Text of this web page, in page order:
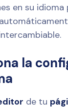
en su idioma
la
de tu